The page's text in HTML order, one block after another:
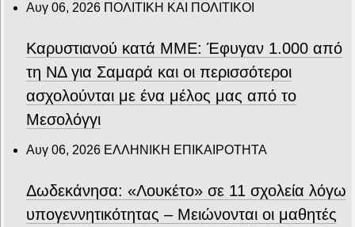
Αυγ 06, 2026 ΠΟΛΙΤΙΚΗ ΚΑΙ ΠΟΛΙΤΙΚΟΙ
Καρυστιανού κατά ΜΜΕ: Έφυγαν 1.000 από
τη ΝΔ για Σαμαρά και οι περισσότεροι
ασχολούνται με ένα μέλος μας από το
Μεσολόγγι
Αυγ 06, 2026 ΕΛΛΗΝΙΚΗ ΕΠΙΚΑΙΡΟΤΗΤΑ
Δωδεκάνησα: «Λουκέτο» σε 11 σχολεία λόγω
υπογεννητικότητας – Μειώνονται οι μαθητές